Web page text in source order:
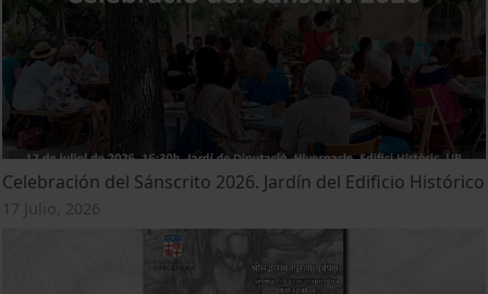
Celebración del Sánscrito 2026. Jardín del Edificio Histórico
17 Julio, 2026